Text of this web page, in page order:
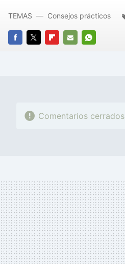
FACEBOOK
TWITTERFLIPBOARD
E-
WHATSAPP
TEMAS Consejos prácticos
Comentarios cerrados